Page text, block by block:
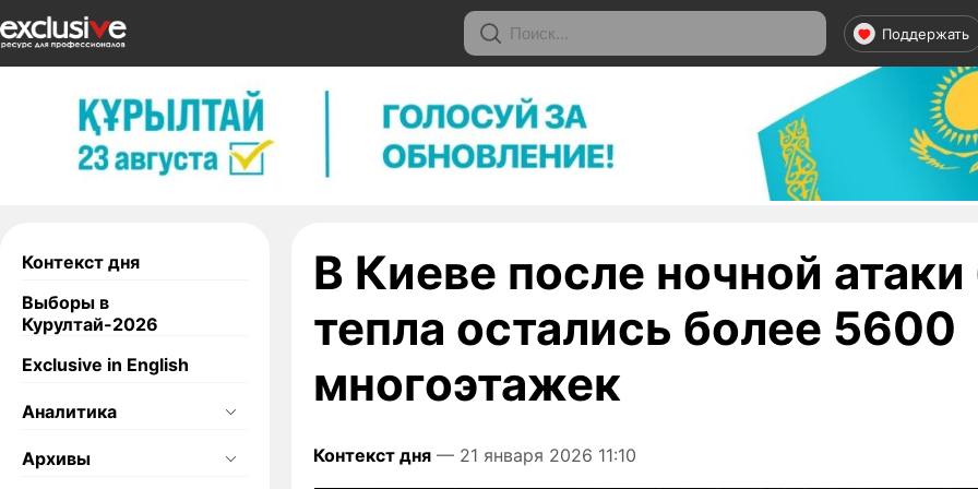
Поддержать
Контекст дня
Выборы в
Курултай-2026
Exclusive in English
Аналитика
Архивы
В Киеве после ночной атаки
тепла остались более 5600
многоэтажек
Контекст дня — 21 января 2026 11:10